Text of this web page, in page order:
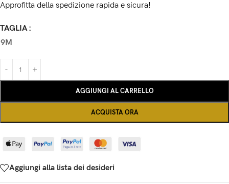
Approfitta della spedizione rapida e sicura!
TAGLIA
9M
AGGIUNGI AL CARRELLO
ACQUISTA ORA
Aggiungi alla lista dei desideri